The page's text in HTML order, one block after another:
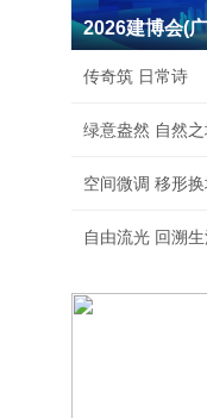
2026建博会(
传奇筑 日常诗
绿意盎然 自然之
空间微调 移形换
自由流光 回溯